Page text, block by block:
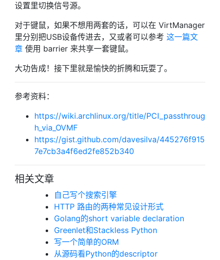
设置里切换信号源。
对于键鼠，如果不想用两套的话，可以在 VirtManager
里分别把USB设备传进去，又或者可以参考 这一篇文
章 使用 barrier 来共享一套键鼠。
大功告成！接下里就是愉快的折腾和玩耍了。
参考资料：
https://wiki.archlinux.org/title/PCI_passthroug
h_via_OVMF
https://gist.github.com/davesilva/445276f915
7e7cb3a4f6ed2fe852b340
相关文章
自己写个搜索引擎
HTTP 路由的两种常见设计形式
Golang的short variable declaration
Greenlet和Stackless Python
写一个简单的ORM
从源码看Python的descriptor